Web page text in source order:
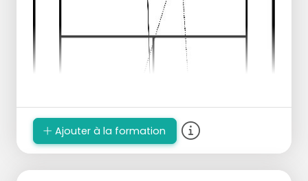
Ajouter à la formation